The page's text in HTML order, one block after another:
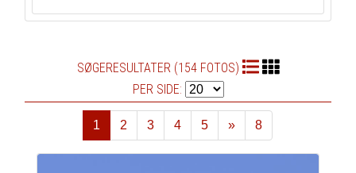
SØGERESULTATER (154 FOTOS)
PER SIDE:
1 2 3 4 5
»
Næste
8